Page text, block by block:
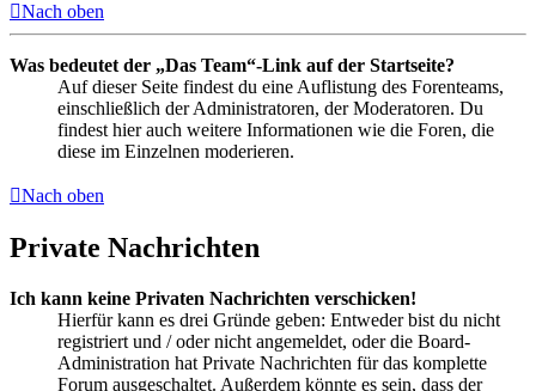
Nach oben
Was bedeutet der „Das Team“-Link auf der Startseite?
Auf dieser Seite findest du eine Auflistung des Forenteams,
einschließlich der Administratoren, der Moderatoren. Du
findest hier auch weitere Informationen wie die Foren, die
diese im Einzelnen moderieren.
Nach oben
Private Nachrichten
Ich kann keine Privaten Nachrichten verschicken!
Hierfür kann es drei Gründe geben: Entweder bist du nicht
registriert und / oder nicht angemeldet, oder die Board-
Administration hat Private Nachrichten für das komplette
Forum ausgeschaltet. Außerdem könnte es sein, dass der